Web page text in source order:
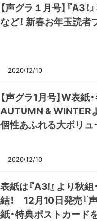
【声グラ１月号】『A3
など！ 新春お年玉読者
2020/12/10
【声グラ1月号】W表紙
AUTUMN & WINTER
個性あふれる大ボリュ
2020/12/10
表紙は『A3!』より秋
結！ 12月10日発売『
紙・特典ポストカード